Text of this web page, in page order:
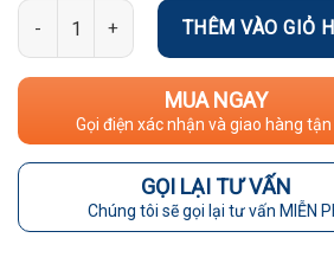
Số lượng
THÊM VÀO GIỎ
MUA NGAY
Gọi điện xác nhận và giao hàng tận
GỌI LẠI TƯ VẤN
Chúng tôi sẽ gọi lại tư vấn MIỄN